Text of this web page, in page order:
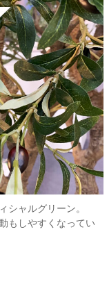
シャルグリーン。
もしやすくなってい